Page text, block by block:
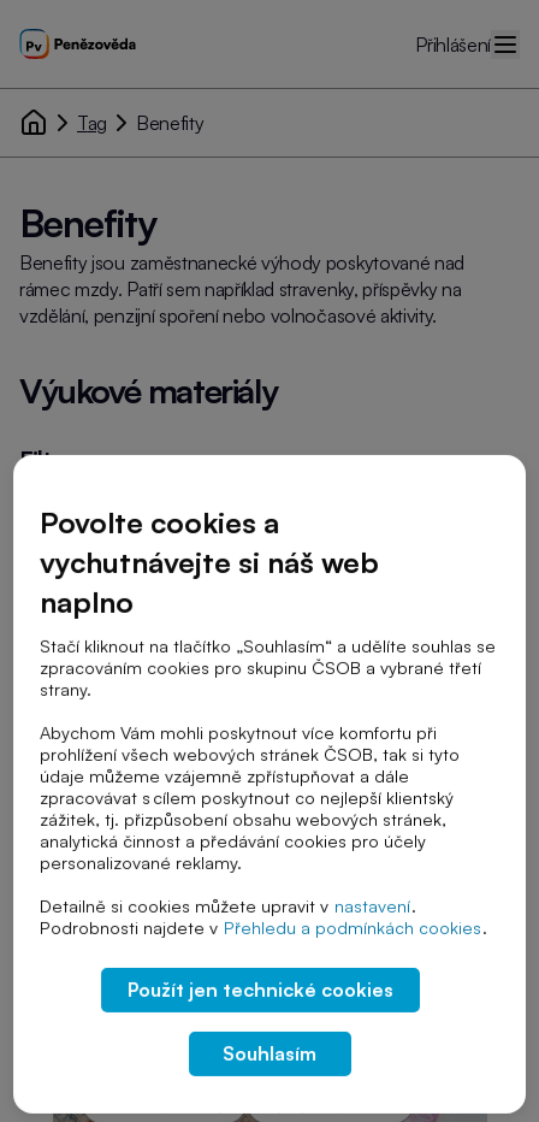
Přihlášení
Tag Benefity
Benefity
Benefity jsou zaměstnanecké výhody poskytované nad
rámec mzdy. Patří sem například stravenky, příspěvky na
vzdělání, penzijní spoření nebo volnočasové aktivity.
Výukové materiály
Filtry
Cílová skupina
Stupeň školy
Téma výuky
Řazení
Zrušit vybrané filtry
Povolte cookies a
vychutnávejte si náš web
naplno
Stačí kliknout na tlačítko „Souhlasím“ a udělíte souhlas se
zpracováním cookies pro skupinu ČSOB a vybrané třetí
strany.
Abychom Vám mohli poskytnout více komfortu při
prohlížení všech webových stránek ČSOB, tak si tyto
údaje můžeme vzájemně zpřístupňovat a dále
zpracovávat s cílem poskytnout co nejlepší klientský
zážitek, tj. přizpůsobení obsahu webových stránek,
analytická činnost a předávání cookies pro účely
personalizované reklamy.
Detailně si cookies můžete upravit v nastavení.
Podrobnosti najdete v Přehledu a podmínkách cookies.
Použít jen technické cookies
Souhlasím